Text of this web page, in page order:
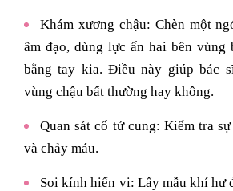
Khám xương chậu: Chèn một
âm đạo, dùng lực ấn hai bên vùng
bằng tay kia. Điều này giúp bác
vùng chậu bất thường hay không.
Quan sát cổ tử cung: Kiểm tra
và chảy máu.
Soi kính hiển vi: Lấy mẫu khí hư